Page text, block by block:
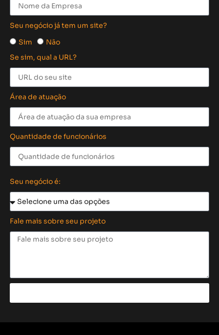
Seu negócio já tem um site?
Sim
Não
Se sim, qual a URL?
Área de atuação
Quantidade de funcionários
Seu negócio é:
Fale mais sobre seu projeto